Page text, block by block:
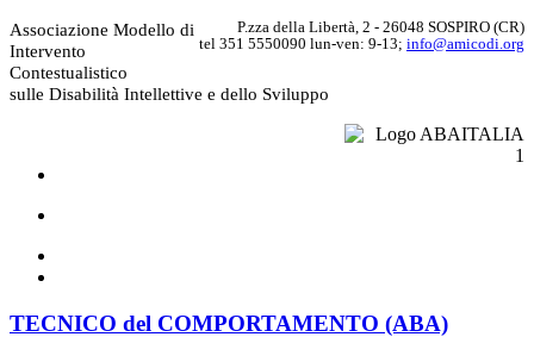
P.zza della Libertà, 2 - 26048 SOSPIRO (CR)
tel 351 5550090 lun-ven: 9-13; info@amicodi.org
Associazione Modello di
Intervento
Contestualistico
sulle Disabilità Intellettive e dello Sviluppo
TECNICO del COMPORTAMENTO (ABA)